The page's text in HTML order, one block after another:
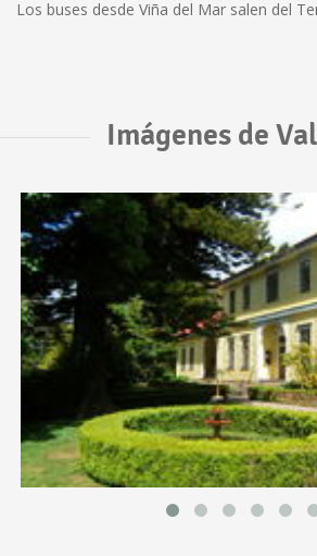
Los buses desde Viña del Mar salen del
Imágenes de